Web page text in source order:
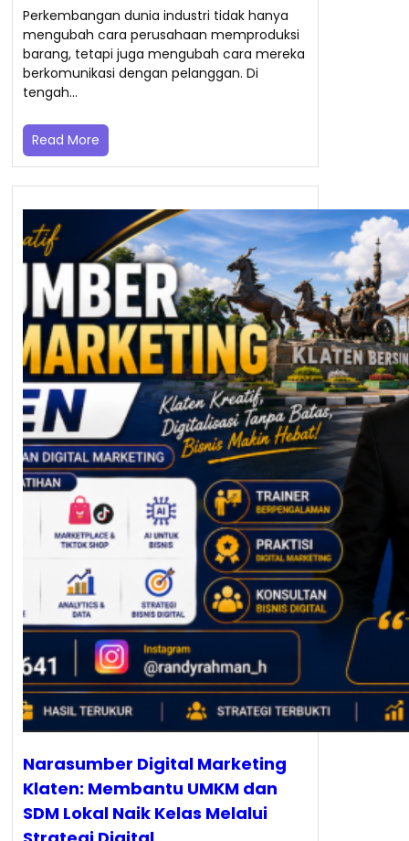
Perkembangan dunia industri tidak hanya
mengubah cara perusahaan memproduksi
barang, tetapi juga mengubah cara mereka
berkomunikasi dengan pelanggan. Di
tengah…
Read More
Narasumber Digital Marketing
Klaten: Membantu UMKM dan
SDM Lokal Naik Kelas Melalui